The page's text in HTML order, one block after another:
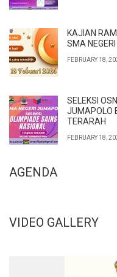
KAJIAN
SMA
FEBRUARY 18,
SELEKSI
JUMAPOLO
TERARAH
FEBRUARY 18,
AGENDA
VIDEO GALLERY